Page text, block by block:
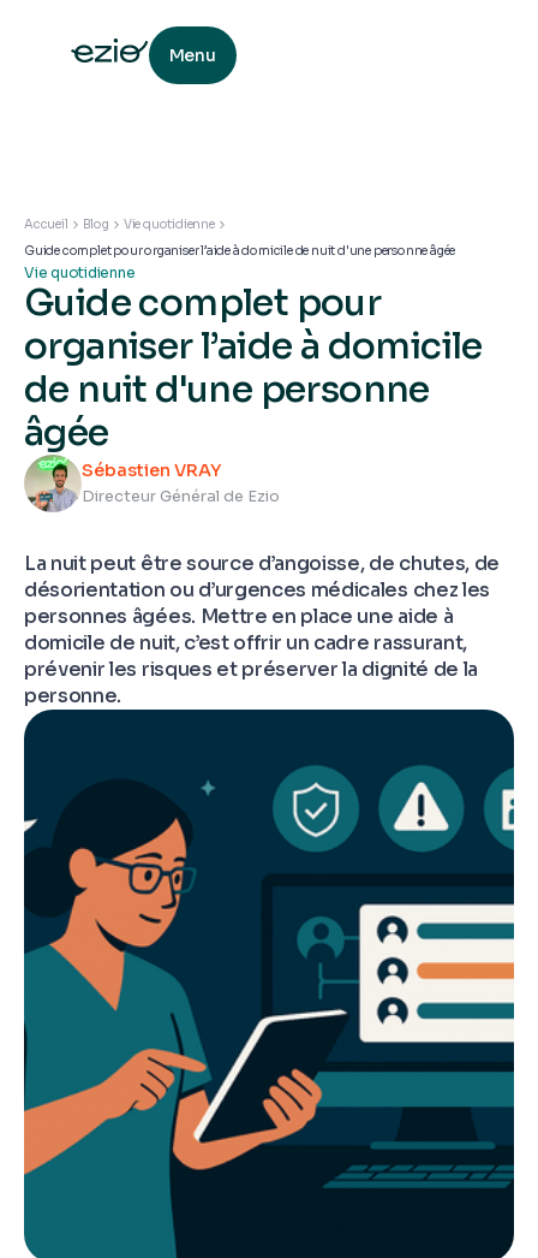
Menu
Accueil Blog
Vie quotidienne
Guide complet pour organiser l’aide à domicile de nuit d'une personne âgée
Vie quotidienne
Guide complet pour
organiser l’aide à domicile
de nuit d'une personne
âgée
Sébastien VRAY
Directeur Général de Ezio
La nuit peut être source d’angoisse, de chutes, de
désorientation ou d’urgences médicales chez les
personnes âgées. Mettre en place une aide à
domicile de nuit, c’est offrir un cadre rassurant,
prévenir les risques et préserver la dignité de la
personne.